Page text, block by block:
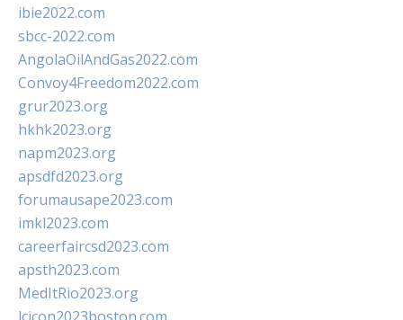
ibie2022.com
sbcc-2022.com
AngolaOilAndGas2022.com
Convoy4Freedom2022.com
grur2023.org
hkhk2023.org
napm2023.org
apsdfd2023.org
forumausape2023.com
imkl2023.com
careerfaircsd2023.com
apsth2023.com
MedItRio2023.org